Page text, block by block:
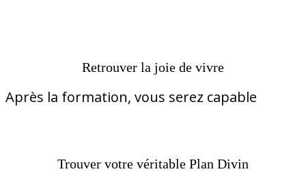
Retrouver la joie de vivre
Après la formation, vous serez capable
Trouver votre véritable Plan Divin